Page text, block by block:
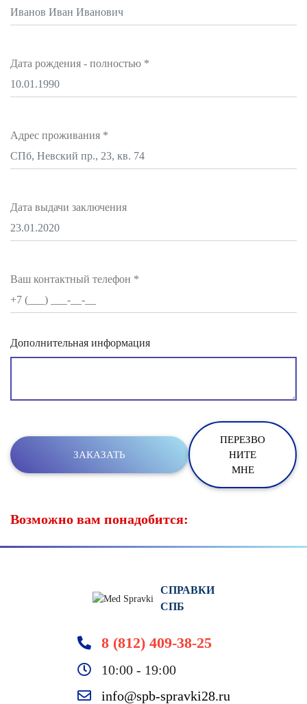
Дата рождения - полностью *
Адрес проживания *
Дата выдачи заключения
Ваш контактный телефон *
Дополнительная информация
ПЕРЕЗВО
НИТЕ
МНЕ
Возможно вам понадобится:
СПРАВКИ
СПБ
8 (812) 409-38-25
10:00 - 19:00
info@spb-spravki28.ru